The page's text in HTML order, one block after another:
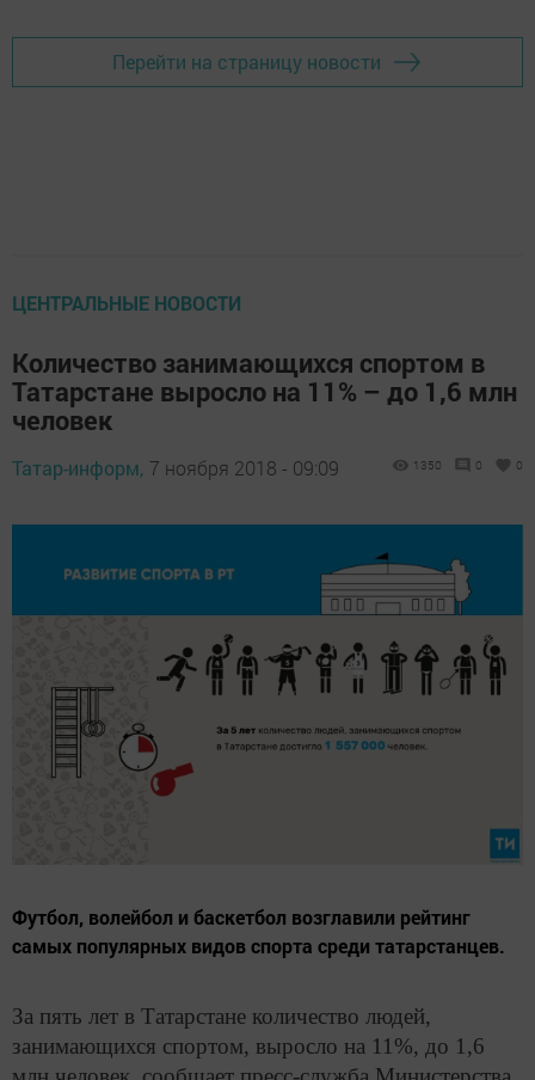
Перейти на страницу новости
ЦЕНТРАЛЬНЫЕ НОВОСТИ
Количество занимающихся спортом в
Татарстане выросло на 11% – до 1,6 млн
человек
Татар-информ, 7 ноября 2018 - 09:09 1350 0 0
Футбол, волейбол и баскетбол возглавили рейтинг
самых популярных видов спорта среди татарстанцев.
За пять лет в Татарстане количество людей,
занимающихся спортом, выросло на 11%, до 1,6